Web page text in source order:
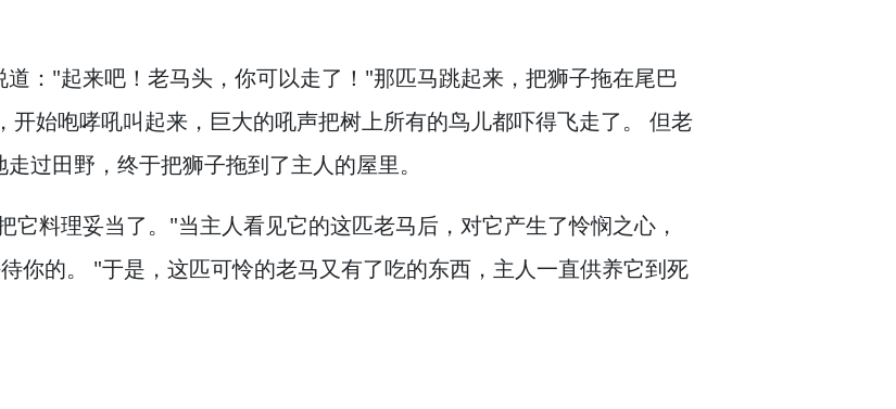
："起来吧！ 老马头， 你可以走了！ "那匹马跳起来， 把狮子拖在尾巴
开始咆哮吼叫起来， 巨大的吼声把树上所有的鸟儿都吓得飞走了。
但老
过田野， 终于把狮子拖到了主人的屋里。
它料理妥当了。 "当主人看见它的这匹老马后， 对它产生了怜悯之心，
你的。 "于是， 这匹可怜的老马又有了吃的东西， 主人一直供养它到死